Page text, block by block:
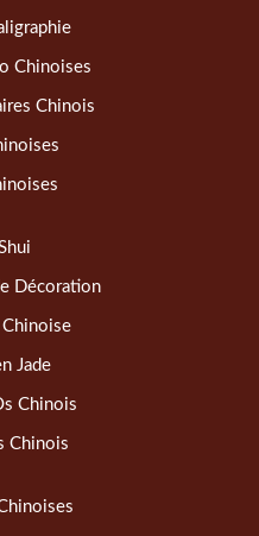
Chinoises
Chinois
Décoration
Jade
Chinois
Chinois